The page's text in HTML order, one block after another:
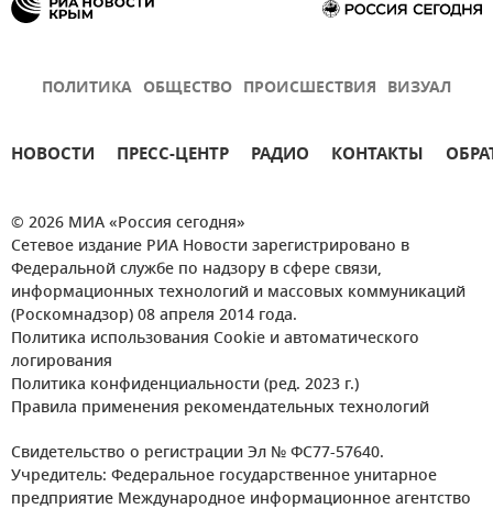
ПОЛИТИКА ОБЩЕСТВО ПРОИСШЕСТВИЯ ВИЗУАЛ
НОВОСТИ ПРЕСС-ЦЕНТР РАДИО КОНТАКТЫ
© 2026 МИА «Россия сегодня»
Сетевое издание РИА Новости зарегистрировано в
Федеральной службе по надзору в сфере связи,
информационных технологий и массовых коммуникаций
(Роскомнадзор) 08 апреля 2014 года.
Политика использования Cookie и автоматического
логирования
Политика конфиденциальности (ред. 2023 г.)
Правила применения рекомендательных технологий
Свидетельство о регистрации Эл № ФС77-57640.
Учредитель: Федеральное государственное унитарное
предприятие Международное информационное агентство